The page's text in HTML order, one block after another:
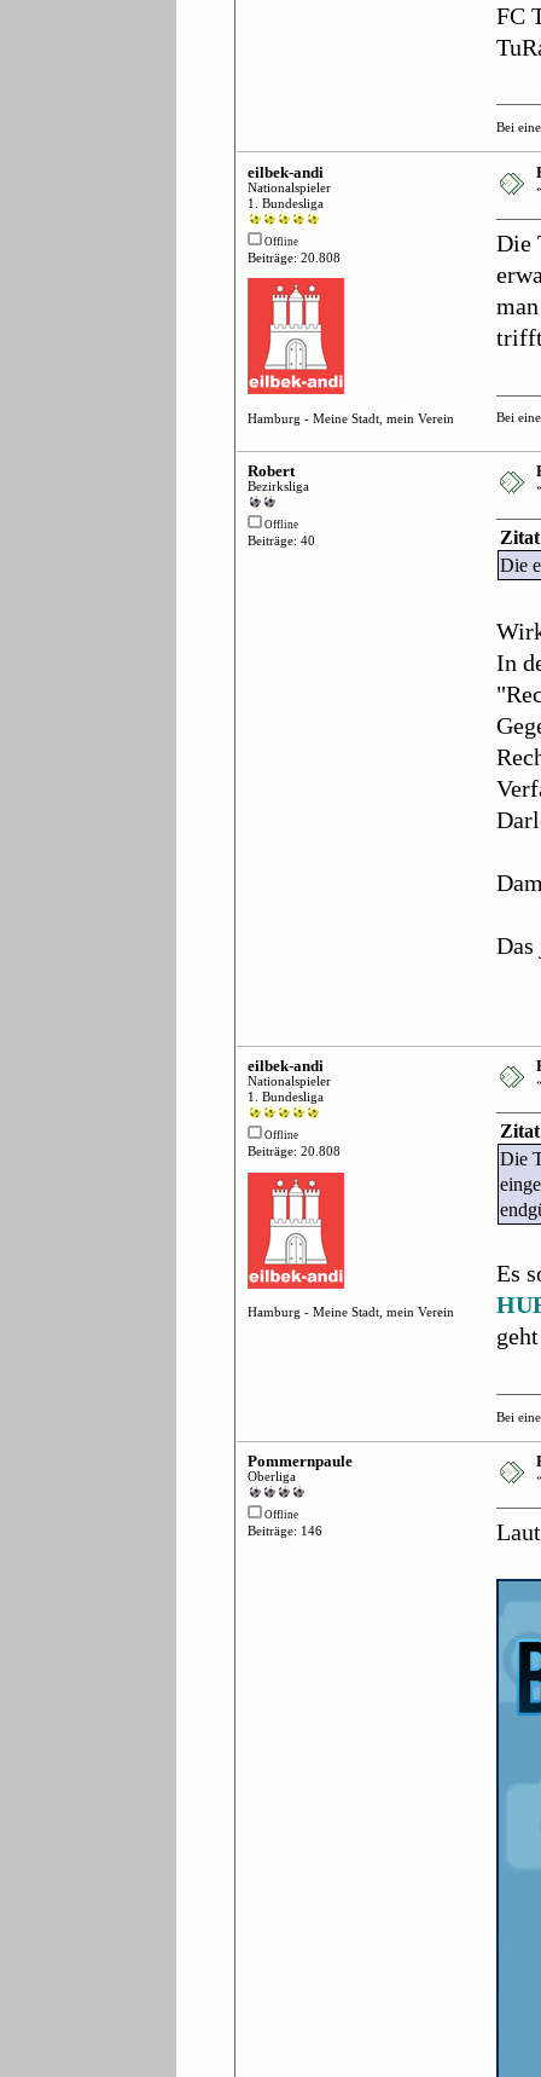
FC
Bei
eilbek-andi
Nationalspieler
1. Bundesliga
Offline
Beiträge: 20.808
Hamburg - Meine Stadt, mein Verein
Die
Bei
Robert
Bezirksliga
Offline
Beiträge: 40
Zitat
Die
In
eilbek-andi
Nationalspieler
1. Bundesliga
Offline
Beiträge: 20.808
Hamburg - Meine Stadt, mein Verein
Zitat
Die
Es
Bei
Pommernpaule
Oberliga
Offline
Beiträge: 146